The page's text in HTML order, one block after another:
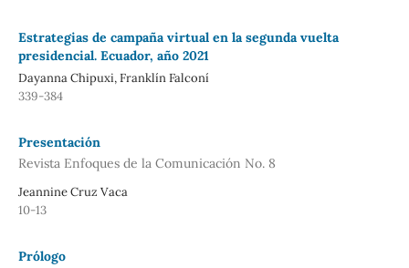
Estrategias de campaña virtual en la segunda vuelta
presidencial. Ecuador, año 2021
Dayanna Chipuxi, Franklín Falconí
339-384
Presentación
Revista Enfoques de la Comunicación No. 8
Jeannine Cruz Vaca
10-13
Prólogo